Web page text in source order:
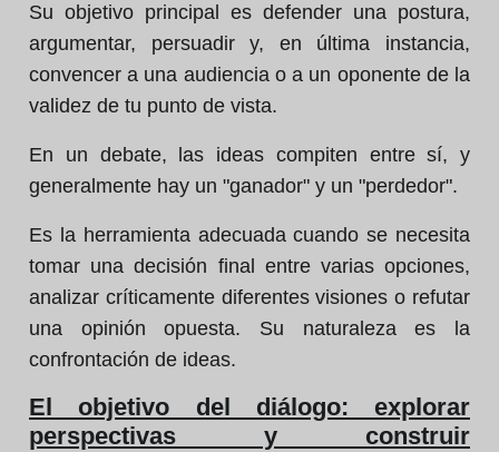
Su objetivo principal es defender una postura,
argumentar, persuadir y, en última instancia,
convencer a una audiencia o a un oponente de la
validez de tu punto de vista.
En un debate, las ideas compiten entre sí, y
generalmente hay un "ganador" y un "perdedor".
Es la herramienta adecuada cuando se necesita
tomar una decisión final entre varias opciones,
analizar críticamente diferentes visiones o refutar
una opinión opuesta. Su naturaleza es la
confrontación de ideas.
El objetivo del diálogo: explorar
perspectivas y construir